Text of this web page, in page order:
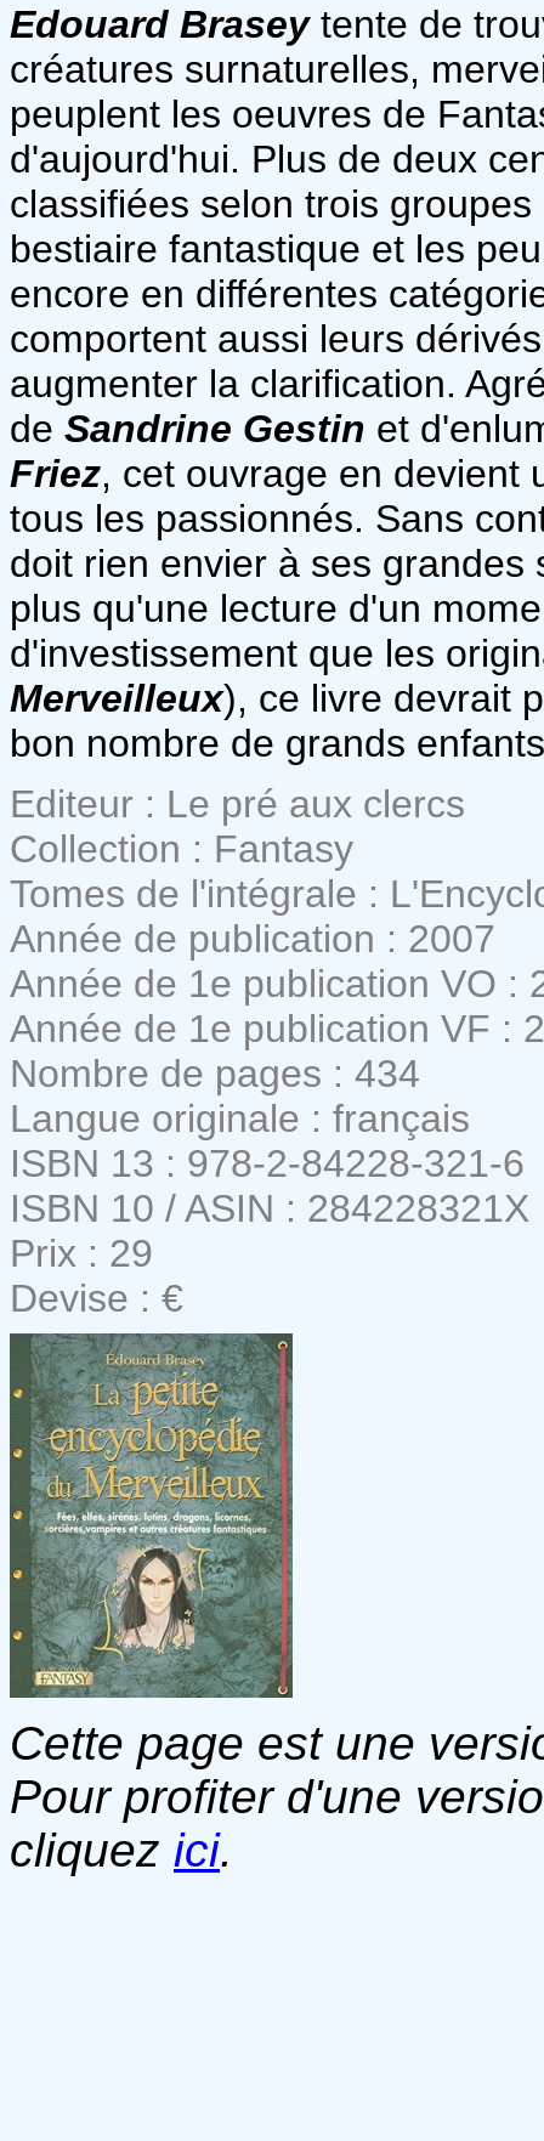
Edouard Braseytente de
créatures surnaturelles,
peuplent les oeuvres de
d'aujourd'hui. Plus de deux
classifiées selon trois
bestiaire fantastique et les
encore en différentes
comportent aussi leurs
augmenter la clarification.
de Sandrine Gestin et
Friez, cet ouvrage en devient
tous les passionnés. Sans
doit rien envier à ses
plus qu'une lecture d'un
d'investissement que les
Merveilleux), ce livre devrait
bon nombre de grands
Editeur : Le pré aux clercs
Collection : Fantasy
Tomes de l'intégrale :
Année de publication : 2007
Année de 1e publication VO :
Année de 1e publication VF :
Nombre de pages : 434
Langue originale : français
ISBN 13 : 978-2-84228-321-6
ISBN 10 / ASIN : 284228321X
Prix : 29
Devise : €
Cette page est une
Pour profiter d'une
cliquez ici.